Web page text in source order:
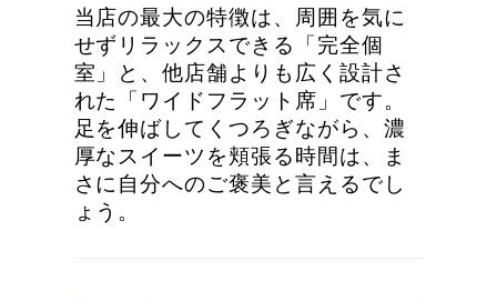
当店の最大の特徴は、周囲を気に
せずリラックスできる「完全個
室」と、他店舗よりも広く設計さ
れた「ワイドフラット席」です。
足を伸ばしてくつろぎながら、濃
厚なスイーツを頬張る時間は、ま
さに自分へのご褒美と言えるでし
ょう。